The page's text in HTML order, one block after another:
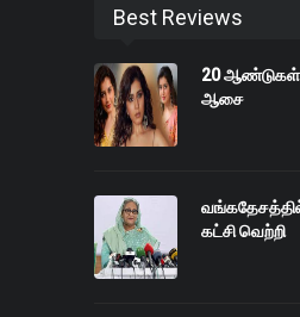
Best Reviews
20 ஆண்டுகள்
ஆசை
கட்சி வெற்றி